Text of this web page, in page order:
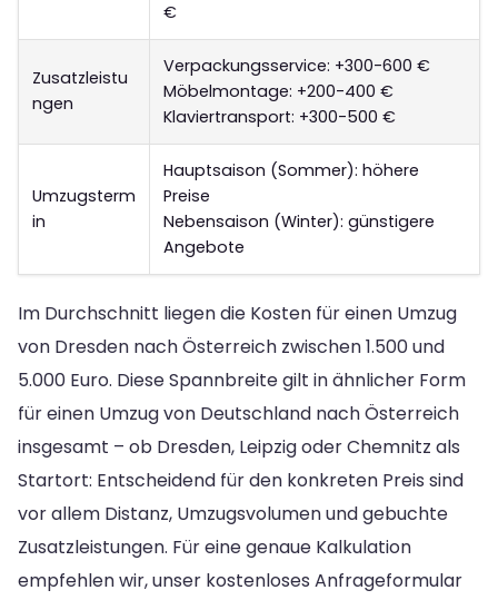
€
Zusatzleistu
ngen
Verpackungsservice: +300-600 €
Möbelmontage: +200-400 €
Klaviertransport: +300-500 €
Umzugsterm
in
Hauptsaison (Sommer): höhere
Preise
Nebensaison (Winter): günstigere
Angebote
Im Durchschnitt liegen die Kosten für einen Umzug
von Dresden nach Österreich zwischen 1.500 und
5.000 Euro. Diese Spannbreite gilt in ähnlicher Form
für einen Umzug von Deutschland nach Österreich
insgesamt – ob Dresden, Leipzig oder Chemnitz als
Startort: Entscheidend für den konkreten Preis sind
vor allem Distanz, Umzugsvolumen und gebuchte
Zusatzleistungen. Für eine genaue Kalkulation
empfehlen wir, unser kostenloses Anfrageformular